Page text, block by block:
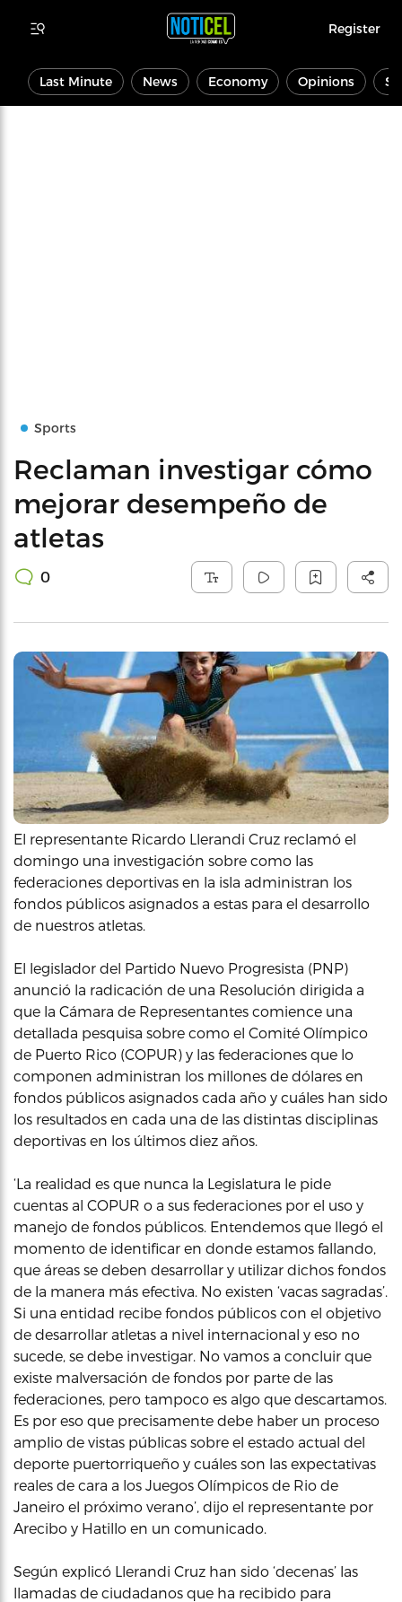
Register
Last Minute News Economy Opinions
Sports
Reclaman investigar cómo
mejorar desempeño de
atletas
0
El representante Ricardo Llerandi Cruz reclamó el
domingo una investigación sobre como las
federaciones deportivas en la isla administran los
fondos públicos asignados a estas para el desarrollo
de nuestros atletas.
El legislador del Partido Nuevo Progresista (PNP)
anunció la radicación de una Resolución dirigida a
que la Cámara de Representantes comience una
detallada pesquisa sobre como el Comité Olímpico
de Puerto Rico (COPUR) y las federaciones que lo
componen administran los millones de dólares en
fondos públicos asignados cada año y cuáles han sido
los resultados en cada una de las distintas disciplinas
deportivas en los últimos diez años.
‘La realidad es que nunca la Legislatura le pide
cuentas al COPUR o a sus federaciones por el uso y
manejo de fondos públicos. Entendemos que llegó el
momento de identificar en donde estamos fallando,
que áreas se deben desarrollar y utilizar dichos fondos
de la manera más efectiva. No existen ‘vacas sagradas’.
Si una entidad recibe fondos públicos con el objetivo
de desarrollar atletas a nivel internacional y eso no
sucede, se debe investigar. No vamos a concluir que
existe malversación de fondos por parte de las
federaciones, pero tampoco es algo que descartamos.
Es por eso que precisamente debe haber un proceso
amplio de vistas públicas sobre el estado actual del
deporte puertorriqueño y cuáles son las expectativas
reales de cara a los Juegos Olímpicos de Rio de
Janeiro el próximo verano’, dijo el representante por
Arecibo y Hatillo en un comunicado.
Según explicó Llerandi Cruz han sido ‘decenas’ las
llamadas de ciudadanos que ha recibido para